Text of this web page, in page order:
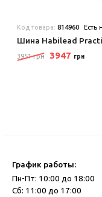
Код товара:814960 Есть
Шина Habilead
3951 грн 3947 грн
График работы:
Пн-Пт: 10:00 до 18:00
Сб: 11:00 до 17:00